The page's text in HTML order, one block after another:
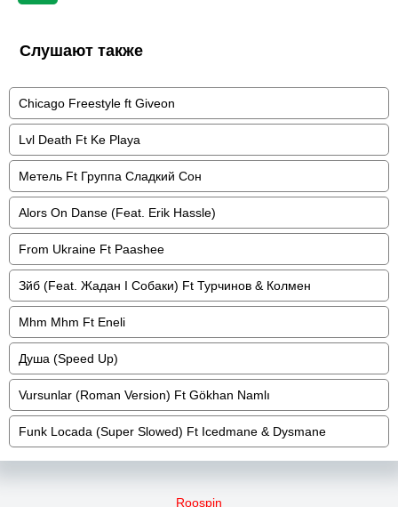
Слушают также
Chicago Freestyle ft Giveon
Lvl Death Ft Ke Playa
Метель Ft Группа Сладкий Сон
Alors On Danse (Feat. Erik Hassle)
From Ukraine Ft Paashee
Зйб (Feat. Жадан І Собаки) Ft Турчинов & Колмен
Mhm Mhm Ft Eneli
Душа (Speed Up)
Vursunlar (Roman Version) Ft Gökhan Namlı
Funk Locada (Super Slowed) Ft Icedmane & Dysmane
Roospin